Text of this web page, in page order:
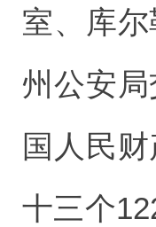
室、库
州公安
国人民
十三个